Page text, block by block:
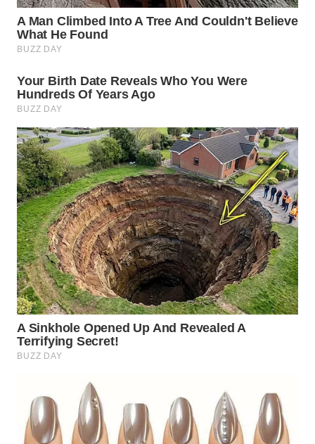
WN
NIAS
WN
LANGKAT
WN
TAPANULI
SELATAN
WN
TANJUNG
LESUNG
WN
KARO
WN
SIMALUNGUN
LABUHANBATU
WN
TAPANULI